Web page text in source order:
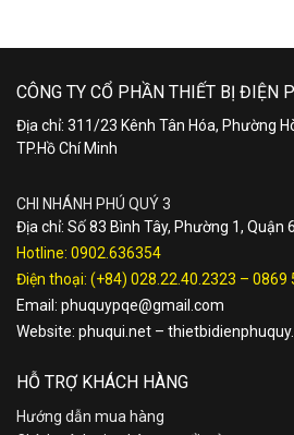
CÔNG TY CỔ PHẦN THIẾT BỊ ĐIỆN
Địa chỉ: 311/23 Kênh Tân Hóa, Phường
TP.Hồ Chí Minh
CHI NHÁNH PHÚ QUÝ 3
Địa chỉ: Số 83 Bình Tây, Phường 1, Quận
Hotline: 0902.636354
Điện thoại: (+84) 028.22.40.2323 – 0869
Email: phuquypqe@gmail.com
Website: phuqui.net –
HỖ TRỢ KHÁCH HÀNG
Hướng dẫn mua hàng